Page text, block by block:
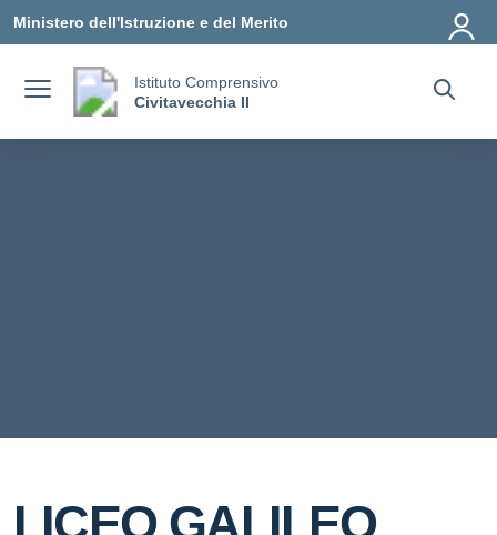
Ministero dell'Istruzione e del Merito
Istituto Comprensivo
Civitavecchia II
LICEO GALILEO